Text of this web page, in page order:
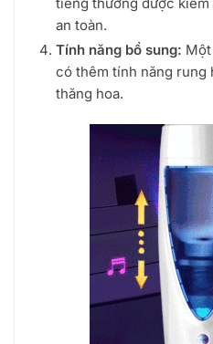
an toàn.
Tính năng bổ sung:
có thêm tính năng rung
thăng hoa.